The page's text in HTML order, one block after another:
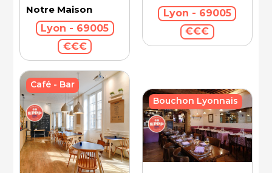
Notre Maison
Lyon - 69005
€€€
Lyon - 69005
€€€
Café - Bar
Bouchon Lyonnais